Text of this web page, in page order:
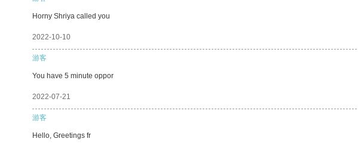
Horny Shriya called you
2022-10-10
游客
You have 5 minute oppor
2022-07-21
游客
Hello, Greetings fr